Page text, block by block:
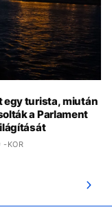
egy turista, miután
a Parlament
-KOR